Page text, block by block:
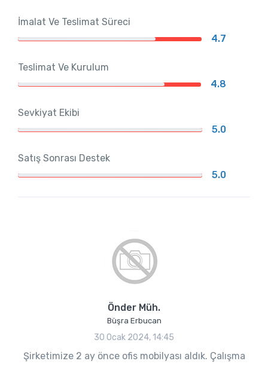
İmalat Ve Teslimat Süreci
4.7
Teslimat Ve Kurulum
4.8
Sevkiyat Ekibi
5.0
Satış Sonrası Destek
5.0
Önder Müh.
Büşra Erbucan
30 Ocak 2024, 14:45
Şirketimize 2 ay önce ofis mobilyası aldık. Çalışma